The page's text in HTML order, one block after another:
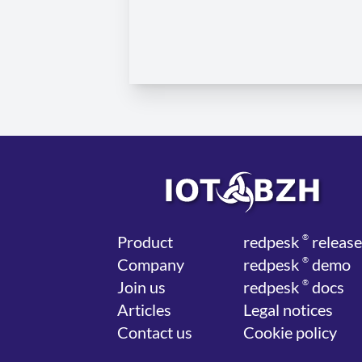
Product
Company
Join us
Articles
Contact us
redpesk®
redpesk® demo
redpesk® docs
Legal notices
Cookie policy